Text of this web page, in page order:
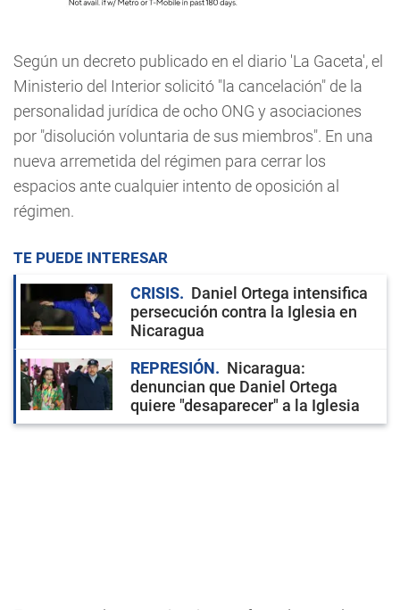
Según un decreto publicado en el diario 'La Gaceta', el
Ministerio del Interior solicitó "la cancelación" de la
personalidad jurídica de ocho ONG y asociaciones
por "disolución voluntaria de sus miembros". En una
nueva arremetida del régimen para cerrar los
espacios ante cualquier intento de oposición al
régimen.
TE PUEDE INTERESAR
CRISIS
Daniel Ortega intensifica
persecución contra la Iglesia en
Nicaragua
REPRESIÓN
Nicaragua:
denuncian que Daniel Ortega
quiere "desaparecer" a la Iglesia